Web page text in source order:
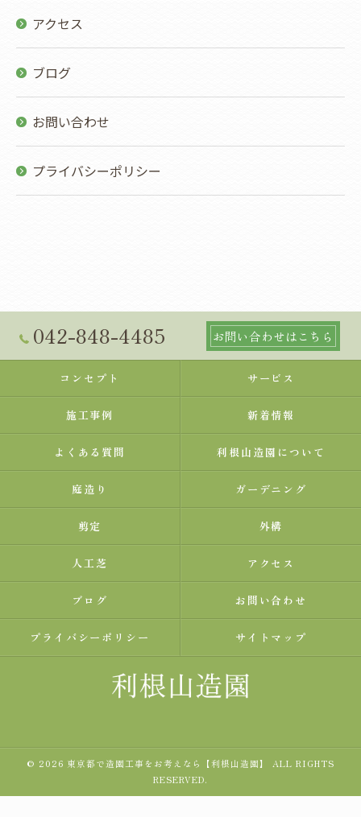
アクセス
ブログ
お問い合わせ
プライバシーポリシー
042-848-4485 お問い合わせはこちら
コンセプト サービス
施工事例 新着情報
よくある質問 利根山造園について
庭造り ガーデニング
剪定 外構
人工芝 アクセス
ブログ お問い合わせ
プライバシーポリシー サイトマップ
© 2026 東京都で造園工事をお考えなら【利根山造園】 ALL RIGHTS
RESERVED.